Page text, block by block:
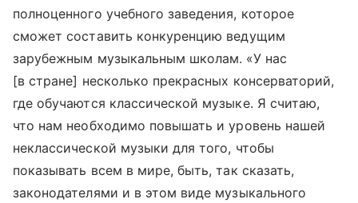
полноценного учебного заведения, которое
сможет составить конкуренцию ведущим
зарубежным музыкальным школам. «У нас
[в стране] несколько прекрасных консерваторий,
где обучаются классической музыке. Я считаю,
что нам необходимо повышать и уровень нашей
неклассической музыки для того, чтобы
показывать всем в мире, быть, так сказать,
законодателями и в этом виде музыкального